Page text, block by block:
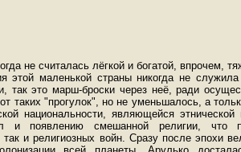
не считалась лёгкой и богатой, впрочем,
этой маленькой страны никогда не
так это марш-броски через неё, ради
таких "прогулок", но не уменьшалось, а
национальности, являющейся
и появлению смешанной религии, что
так и религиозных войн. Сразу после эпохи